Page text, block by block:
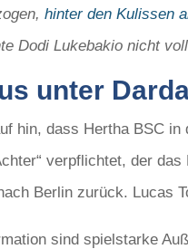
hinter den Kulissen
Dodi Lukebakio nicht
unter
hin, dass Hertha BSC
verpflichtet, der
Berlin zurück. Lucas
sind spielstarke